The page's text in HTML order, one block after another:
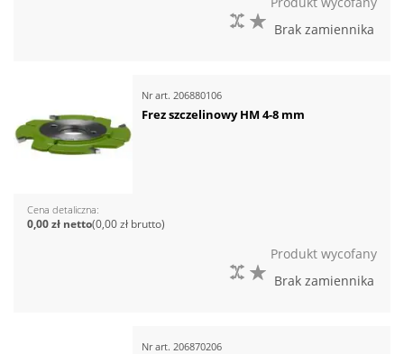
DO PORÓWNANIA
Brak zamiennika
Nr art. 206880106
Frez szczelinowy HM 4-8 mm
Cena detaliczna
0,00 zł
0,00 zł
DO PORÓWNANIA
Produkt wycofany
Brak zamiennika
Nr art. 206870206